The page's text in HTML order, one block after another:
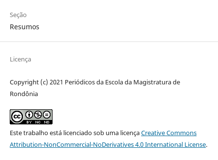
Seção
Resumos
Licença
Copyright (c) 2021 Periódicos da Escola da Magistratura de
Rondônia
Este trabalho está licenciado sob uma licençaCreative Commons
Attribution-NonCommercial-NoDerivatives 4.0 International License.